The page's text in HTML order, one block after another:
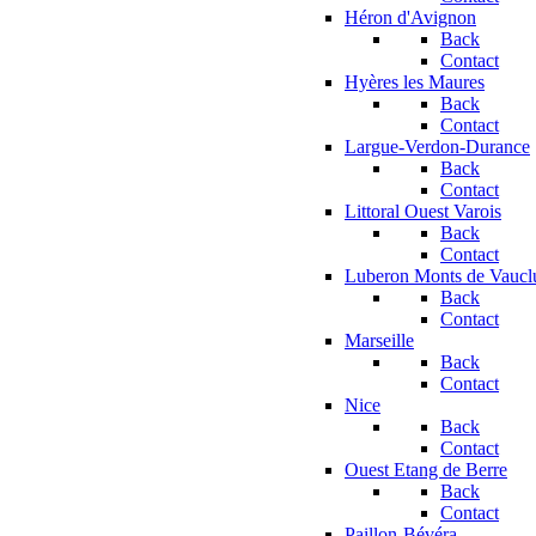
Héron d'Avignon
Back
Contact
Hyères les Maures
Back
Contact
Largue-Verdon-Durance
Back
Contact
Littoral Ouest Varois
Back
Contact
Luberon Monts de
Back
Contact
Marseille
Back
Contact
Nice
Back
Contact
Ouest Etang de Berre
Back
Contact